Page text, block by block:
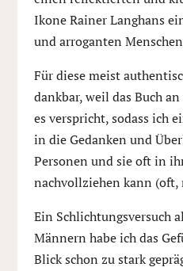
Ikone Rainer Langhans
und arroganten
Für diese meist
dankbar, weil das Buch
es verspricht, sodass ich
in die Gedanken und
Personen und sie oft in
nachvollziehen kann
Ein Schlichtungsversuch
Männern habe ich das
Blick schon zu stark